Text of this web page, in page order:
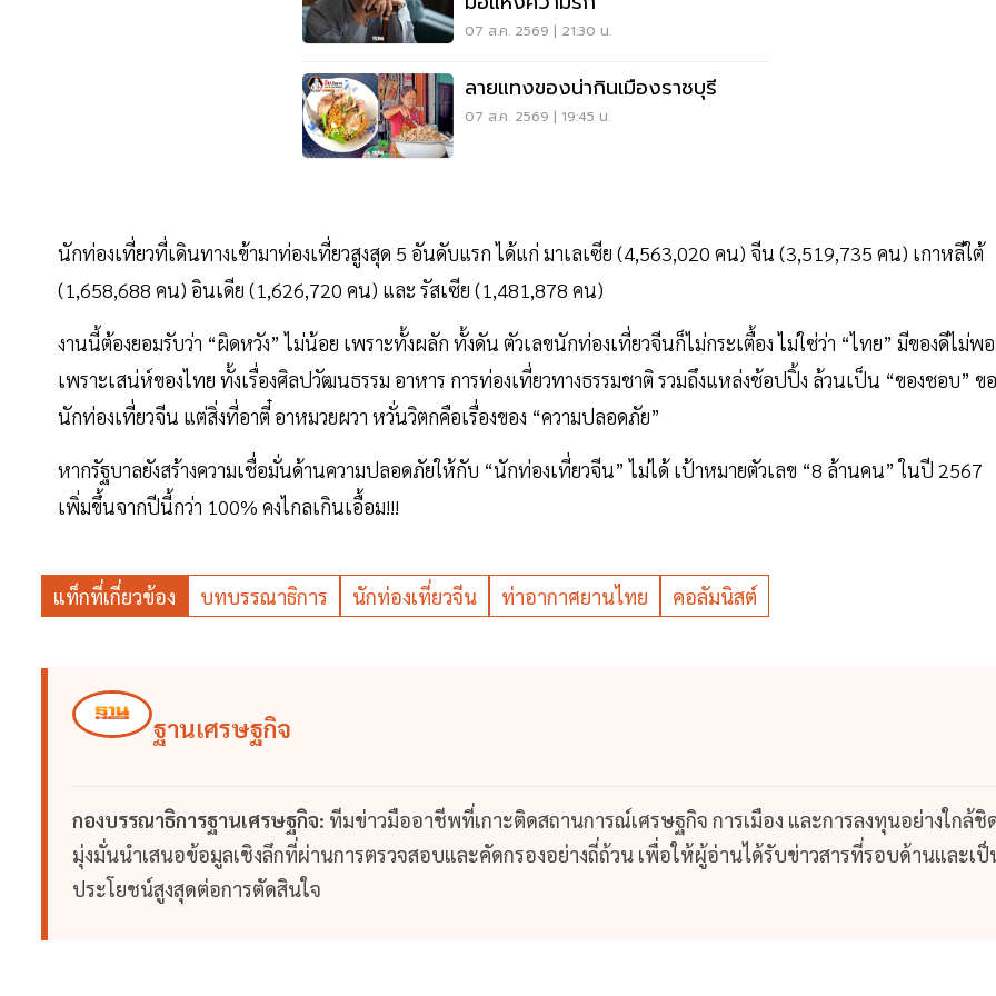
07 ส.ค. 2569 | 21:30 น.
ลายแทงของน่ากินเมืองราชบุรี
07 ส.ค. 2569 | 19:45 น.
นักท่องเที่ยวที่เดินทางเข้ามาท่องเที่ยวสูงสุด 5 อันดับแรก ได้แก่ มาเลเซีย (4,563,020 คน) จีน (3,519,735 คน) เกาหลีใต้
(1,658,688 คน) อินเดีย (1,626,720 คน) และ รัสเซีย (1,481,878 คน)
งานนี้ต้องยอมรับว่า “ผิดหวัง” ไม่น้อย เพราะทั้งผลัก ทั้งดัน ตัวเลขนักท่องเที่ยวจีนก็ไม่กระเตื้อง ไม่ใช่ว่า “ไทย” มีของดีไม่พอ
เพราะเสน่ห์ของไทย ทั้งเรื่องศิลปวัฒนธรรม อาหาร การท่องเที่ยวทางธรรมชาติ รวมถึงแหล่งช้อปปิ้ง ล้วนเป็น “ของชอบ” ข
นักท่องเที่ยวจีน แต่สิ่งที่อาตี๋ อาหมวยผวา หวั่นวิตกคือเรื่องของ “ความปลอดภัย”
หากรัฐบาลยังสร้างความเชื่อมั่นด้านความปลอดภัยให้กับ “นักท่องเที่ยวจีน” ไม่ได้ เป้าหมายตัวเลข “8 ล้านคน” ในปี 2567
เพิ่มขึ้นจากปีนี้กว่า 100% คงไกลเกินเอื้อม!!!
แท็กที่เกี่ยวข้อง บทบรรณาธิการ นักท่องเที่ยวจีน ท่าอากาศยานไทย คอลัมนิสต์
ฐานเศรษฐกิจ
กองบรรณาธิการฐานเศรษฐกิจ: ทีมข่าวมืออาชีพที่เกาะติดสถานการณ์เศรษฐกิจ การเมือง และการลงทุนอย่างใกล้ชิ
มุ่งมั่นนำเสนอข้อมูลเชิงลึกที่ผ่านการตรวจสอบและคัดกรองอย่างถี่ถ้วน เพื่อให้ผู้อ่านได้รับข่าวสารที่รอบด้านและเป็
ประโยชน์สูงสุดต่อการตัดสินใจ